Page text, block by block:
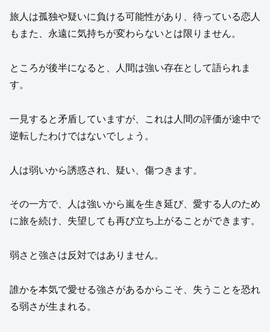
旅人は孤独や疑いに負ける可能性があり、待っている恋人
もまた、永遠に気持ちが変わらないとは限りません。
ところが後半になると、人間は強い存在として語られま
す。
一見すると矛盾していますが、これは人間の評価が途中で
逆転したわけではないでしょう。
人は弱いから誘惑され、疑い、傷つきます。
その一方で、人は強いから嵐を生き延び、愛する人のため
に旅を続け、失望しても再び立ち上がることができます。
弱さと強さは反対ではありません。
誰かを本気で愛せる強さがあるからこそ、失うことを恐れ
る弱さが生まれる。